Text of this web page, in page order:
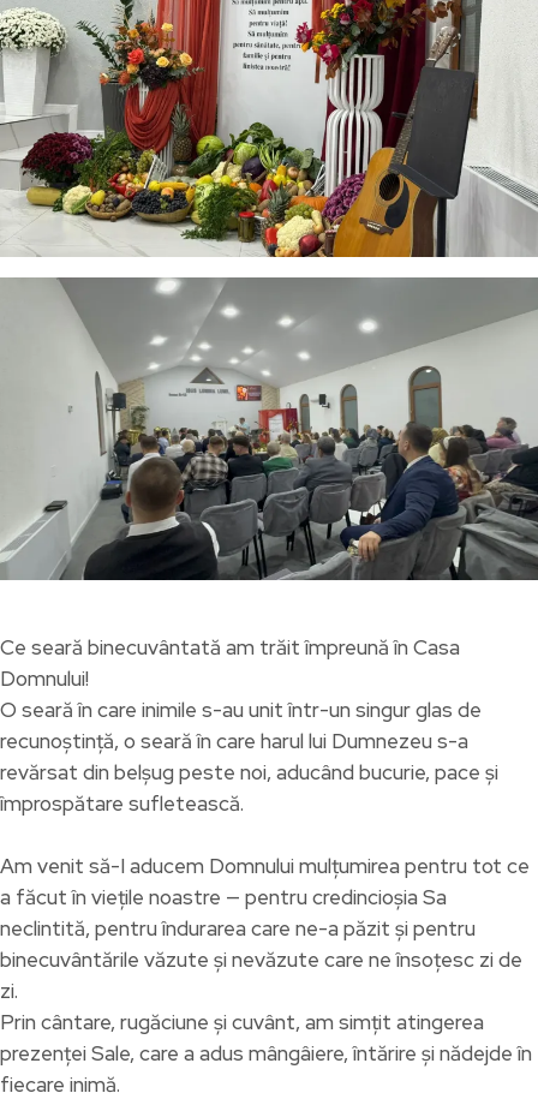
Ce seară binecuvântată am trăit împreună în Casa
Domnului!
O seară în care inimile s-au unit într-un singur glas de
recunoștință, o seară în care harul lui Dumnezeu s-a
revărsat din belșug peste noi, aducând bucurie, pace și
împrospătare sufletească.
Am venit să-I aducem Domnului mulțumirea pentru tot ce
a făcut în viețile noastre — pentru credincioșia Sa
neclintită, pentru îndurarea care ne-a păzit și pentru
binecuvântările văzute și nevăzute care ne însoțesc zi de
zi.
Prin cântare, rugăciune și cuvânt, am simțit atingerea
prezenței Sale, care a adus mângâiere, întărire și nădejde în
fiecare inimă.